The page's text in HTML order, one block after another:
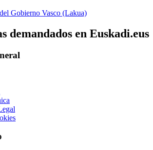
Gobierno Vasco (Lakua)
demandados en Euskadi.eus